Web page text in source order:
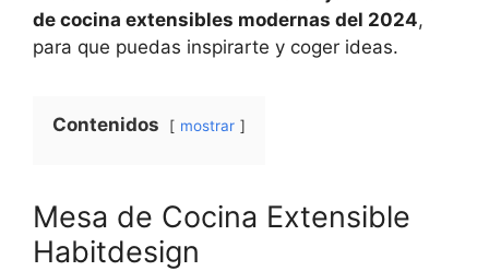
de cocina extensibles modernas del 2024,
para que puedas inspirarte y coger ideas.
Contenidos mostrar
Mesa de Cocina Extensible
Habitdesign